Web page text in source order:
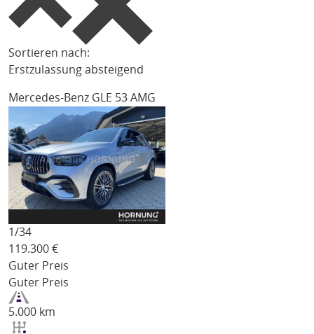
Sortieren nach:
Erstzulassung absteigend
Mercedes-Benz GLE 53 AMG
1/34
119.300 €
Guter Preis
Guter Preis
5.000 km